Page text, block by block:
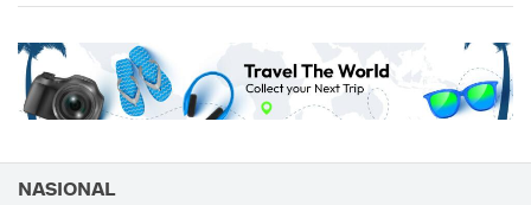
NASIONAL